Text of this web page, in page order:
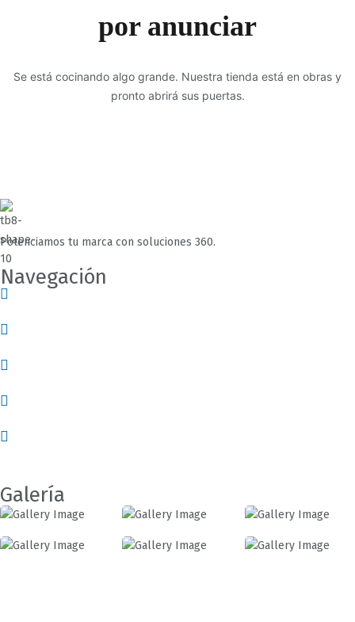
por anunciar
Se está cocinando algo grande. Nuestra tienda está en obras y
pronto abrirá sus puertas.
Potenciamos tu marca con soluciones 360.
Navegación
Nosotros
Galería